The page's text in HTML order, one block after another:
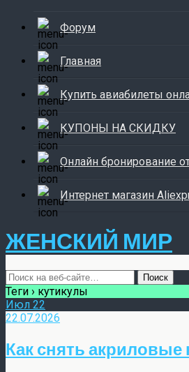
Форум
Главная
Купить авиабилеты
КУПОНЫ НА СКИДКУ
Онлайн бронирование
Интернет магазин
ЖЕНСКИЙ МИР
Теги › кутикулы
Июл 22
22.07.2026
Как снять акриловые